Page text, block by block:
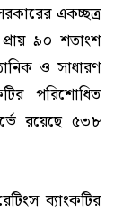
একচ্ছত্র
৯০ শতাংশ
ও সাধারণ
পরিশোধিত
রয়েছে ৫৩৮
ব্যাংকটির